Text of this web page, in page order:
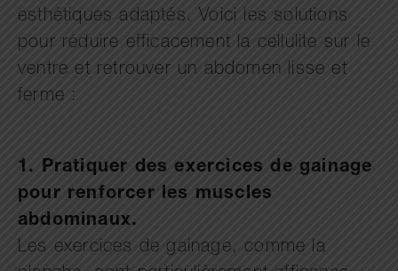
esthétiques adaptés. Voici les solutions
pour réduire efficacement la cellulite sur le
ventre et retrouver un abdomen lisse et
ferme :
1. Pratiquer des exercices de gainage
pour renforcer les muscles
abdominaux.
Les exercices de gainage, comme la